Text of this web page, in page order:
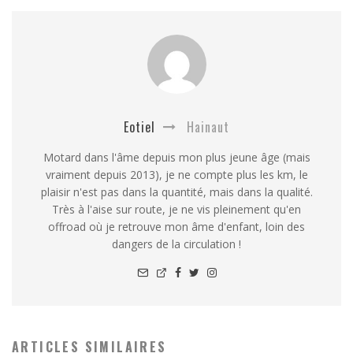
Eotiel Hainaut
Motard dans l'âme depuis mon plus jeune âge (mais
vraiment depuis 2013), je ne compte plus les km, le
plaisir n'est pas dans la quantité, mais dans la qualité.
Très à l'aise sur route, je ne vis pleinement qu'en
offroad où je retrouve mon âme d'enfant, loin des
dangers de la circulation !
ARTICLES SIMILAIRES